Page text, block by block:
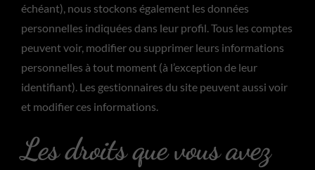
échéant), nous stockons également les données
personnelles indiquées dans leur profil. Tous les comptes
peuvent voir, modifier ou supprimer leurs informations
personnelles à tout moment (à l’exception de leur
identifiant). Les gestionnaires du site peuvent aussi voir
et modifier ces informations.
Les droits que vous avez